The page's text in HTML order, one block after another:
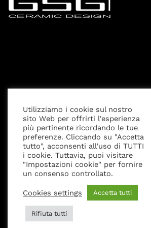
Privacy Policy Cookies settings Legal Notice
Utilizziamo i cookie sul nostro
sito Web per offrirti l'esperienza
più pertinente ricordando le tue
preferenze. Cliccando su "Accetta
tutto", acconsenti all'uso di TUTTI
i cookie. Tuttavia, puoi visitare
"Impostazioni cookie" per fornire
un consenso controllato.
Cookies settings Accetta tutti
Rifiuta tutti